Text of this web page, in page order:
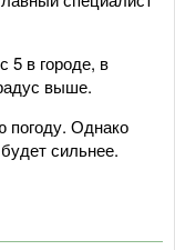
5 в городе, в
выше.
погоду. Однако
сильнее.